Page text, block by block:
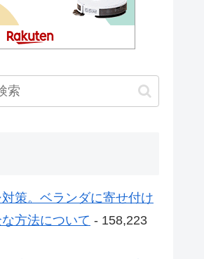
策。ベランダに寄せ付け
方法について - 158,223